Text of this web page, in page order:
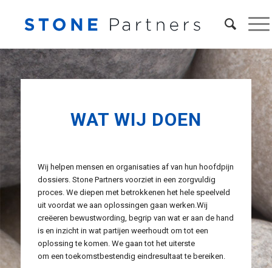
WAT WIJ DOEN
Wij helpen mensen en organisaties af van hun hoofdpijn
dossiers. Stone Partners voorziet in een zorgvuldig
proces. We diepen met betrokkenen het hele speelveld
uit voordat we aan oplossingen gaan werken.Wij
creëeren bewustwording, begrip van wat er aan de hand
is en inzicht in wat partijen weerhoudt om tot een
oplossing te komen. We gaan tot het uiterste
om een toekomstbestendig eindresultaat te bereiken.